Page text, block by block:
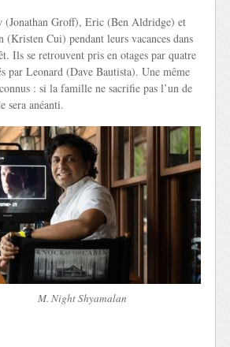
(Jonathan Groff), Eric (Ben Aldridge) et
Cui) pendant leurs vacances dans
Ils se retrouvent pris en otages par quatre
par Leonard (Dave Bautista). Une même
: si la famille ne sacrifie pas l’un de
sera anéanti.
M. Night Shyamalan